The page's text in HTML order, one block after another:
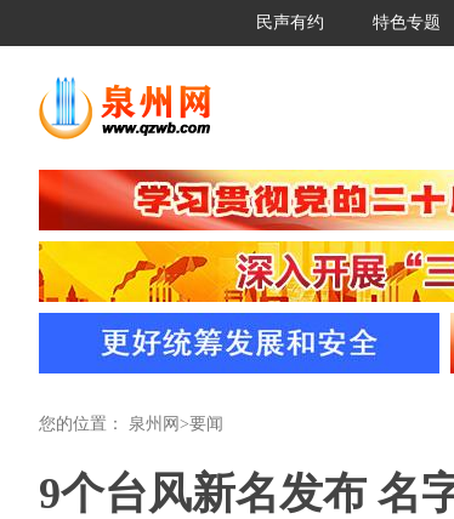
民声有约 特色专题
您的位置： 泉州网 >要闻
9个台风新名发布 名